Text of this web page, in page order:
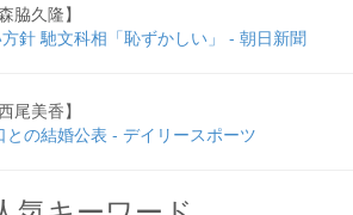
脇久隆】
針 馳文科相「恥ずかしい」 - 朝日新聞
尾美香】
の結婚公表 - デイリースポーツ